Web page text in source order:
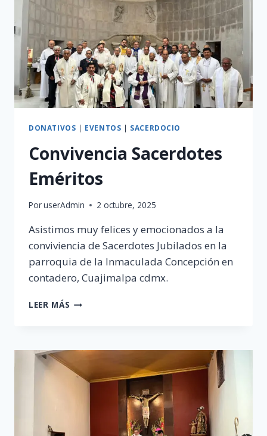
DONATIVOS | EVENTOS | SACERDOCIO
Convivencia Sacerdotes
Eméritos
PoruserAdmin 2 octubre, 2025
Asistimos muy felices y emocionados a la
conviviencia de Sacerdotes Jubilados en la
parroquia de la Inmaculada Concepción en
contadero, Cuajimalpa cdmx.
LEER MÁS CONVIVENCIA